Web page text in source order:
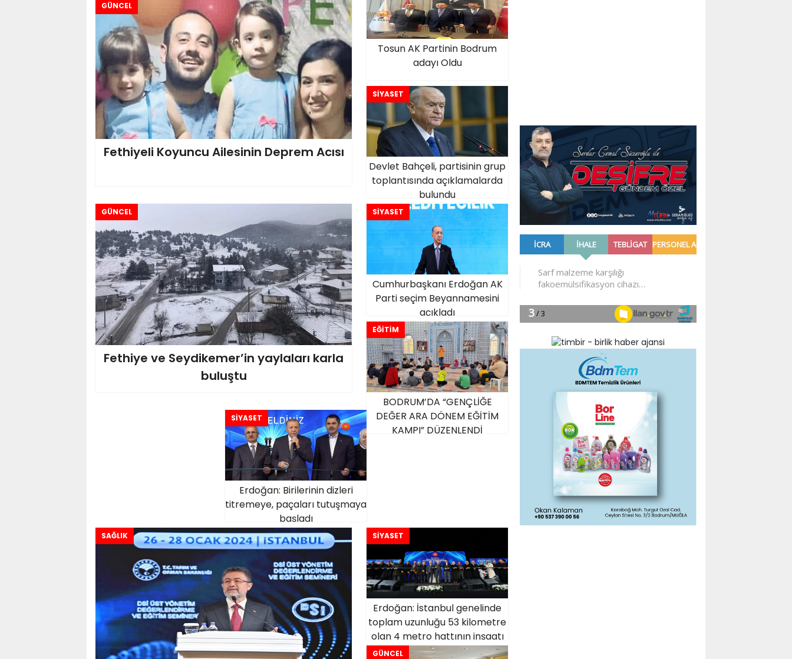
Tosun AK Partinin Bodrum
adayı Oldu
GÜNCEL
Fethiyeli Koyuncu Ailesinin Deprem Acısı
SİYASET
Devlet Bahçeli, partisinin grup
toplantısında açıklamalarda
bulundu
SİYASET
Cumhurbaşkanı Erdoğan AK
Parti seçim Beyannamesini
açıkladı
GÜNCEL
Fethiye ve Seydikemer’in yaylaları karla
buluştu
EĞİTİM
BODRUM’DA “GENÇLİĞE
DEĞER ARA DÖNEM EĞİTİM
KAMPI” DÜZENLENDİ
SİYASET
Erdoğan: Birilerinin dizleri
titremeye, paçaları tutuşmaya
başladı
SAĞLIK SİYASET
Erdoğan: İstanbul genelinde
toplam uzunluğu 53 kilometre
olan 4 metro hattının inşaatı
sürüyor
GÜNCEL